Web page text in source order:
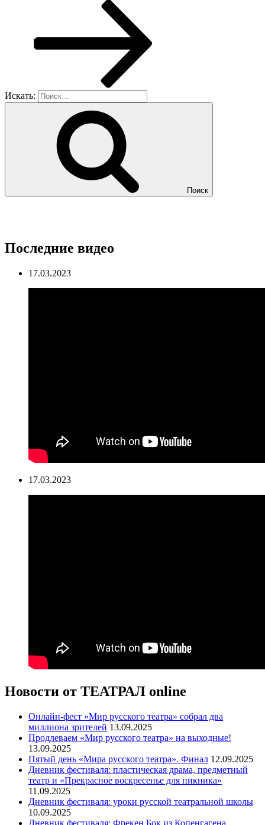
Искать:
Поиск
Последние видео
17.03.2023
17.03.2023
Новости от ТЕАТРАЛ online
Онлайн-фест «Мир русского театра» собрал два
миллиона зрителей 13.09.2025
Продлеваем «Мир русского театра» на выходные!
13.09.2025
Пятый день «Мира русского театра». Финал 12.09.2025
Дневник фестиваля: пластическая драма, предметный
театр и «Прекрасное воскресенье для пикника»
11.09.2025
Дневник фестиваля: уроки русской театральной школы
10.09.2025
Дневник фестиваля: Фрекен Бок из Копенгагена,